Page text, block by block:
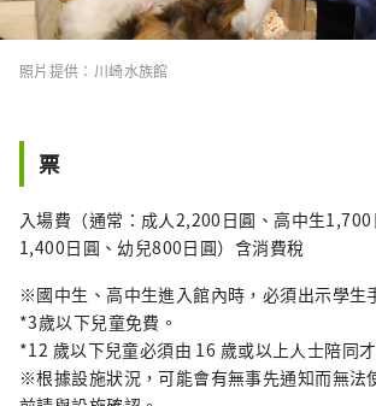
照片提供：川崎水族館
票
入場費（通常：成人2,200日圓、高中生
1,400日圓、幼兒800日圓）含消費稅
※國中生、高中生進入館內時，必須出示學生
*3歲以下兒童免費。
*12 歲以下兒童必須由 16 歲或以上人士陪同
※根據設施狀況，可能會有無事先通知而無法